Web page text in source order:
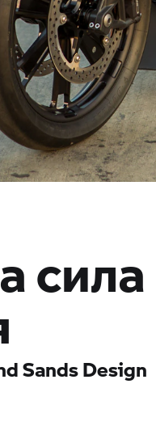
сила
Sands Design